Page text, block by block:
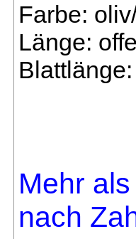
Farbe:
Länge:
Mehr
nach